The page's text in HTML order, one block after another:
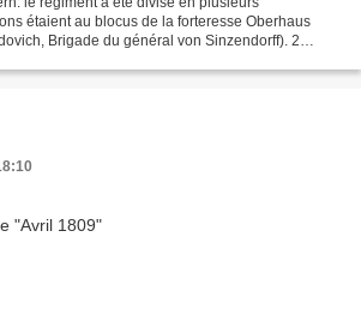
étaient au blocus de la forteresse Oberhaus
Brigade du général von Sinzendorff). 2